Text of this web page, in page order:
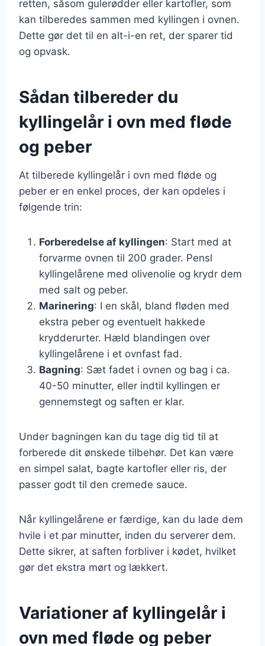
retten, såsom gulerødder eller kartofler, som
kan tilberedes sammen med kyllingen i ovnen.
Dette gør det til en alt-i-en ret, der sparer tid
og opvask.
Sådan tilbereder du
kyllingelår i ovn med fløde
og peber
At tilberede kyllingelår i ovn med fløde og
peber er en enkel proces, der kan opdeles i
følgende trin:
Forberedelse af kyllingen: Start med at
forvarme ovnen til 200 grader. Pensl
kyllingelårene med olivenolie og krydr dem
med salt og peber.
Marinering: I en skål, bland fløden med
ekstra peber og eventuelt hakkede
krydderurter. Hæld blandingen over
kyllingelårene i et ovnfast fad.
Bagning: Sæt fadet i ovnen og bag i ca.
40-50 minutter, eller indtil kyllingen er
gennemstegt og saften er klar.
Under bagningen kan du tage dig tid til at
forberede dit ønskede tilbehør. Det kan være
en simpel salat, bagte kartofler eller ris, der
passer godt til den cremede sauce.
Når kyllingelårene er færdige, kan du lade dem
hvile i et par minutter, inden du serverer dem.
Dette sikrer, at saften forbliver i kødet, hvilket
gør det ekstra mørt og lækkert.
Variationer af kyllingelår i
ovn med fløde og peber